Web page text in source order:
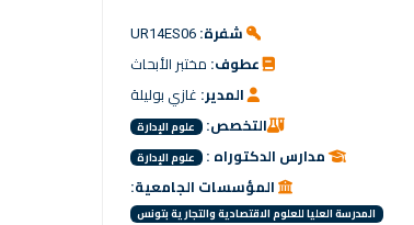
شفرة: UR14ES06
عطوف: مختبر الأبحاث
المدير: غازي بوليلة
التخصص:
علوم الإدارة
مدارس الدكتوراه : علوم الإدارة
المؤسسات الجامعية:
المدرسة العليا للعلوم الاقتصادية والتجارية بتونس